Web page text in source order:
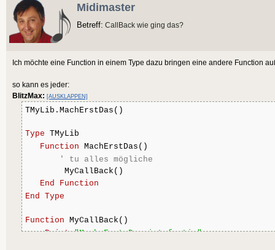
Midimaster
Betreff: CallBack wie ging das?
Ich möchte eine Function in einem Type dazu bringen eine andere Function
so kann es jeder:
BlitzMax: [AUSKLAPPEN]
TMyLib.MachErstDas()
Type TMyLib
Function MachErstDas()
' tu alles mögliche
        MyCallBack()
End
Function
End
Type
Function MyCallBack()
Print "Mach Erst Das ist fertig"